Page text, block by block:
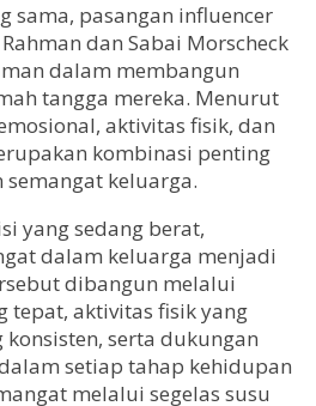
sama, pasangan influencer
dan Sabai Morscheck
dalam membangun
tangga mereka. Menurut
aktivitas fisik, dan
kombinasi penting
keluarga.
yang sedang berat,
dalam keluarga menjadi
dibangun melalui
tepat, aktivitas fisik yang
serta dukungan
setiap tahap kehidupan
melalui segelas susu